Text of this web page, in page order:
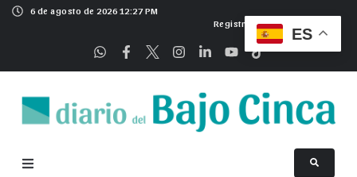
6 de agosto de 2026 12:27 PM
Registrarse
ES